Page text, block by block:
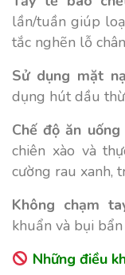
lần/tuần giúp
tắc nghẽn lỗ
Sử dụng mặt
dụng hút dầu
Chế độ ăn
chiên xào và
cường rau xanh,
Không chạm
khuẩn và bụi
Những điều